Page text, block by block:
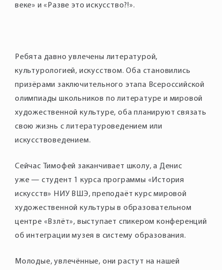
веке» и «Разве это искусство?!».
Ребята давно увлечены литературой,
культурологией, искусством. Оба становились
призёрами заключительного этапа Всероссийской
олимпиады школьников по литературе и мировой
художественной культуре, оба планируют связать
свою жизнь с литературоведением или
искусствоведением.
Сейчас Тимофей заканчивает школу, а Денис
уже — студент 1 курса программы «История
искусств» НИУ ВШЭ, преподаёт курс мировой
художественной культуры в образовательном
центре «Взлёт», выступает спикером конференций
об интеграции музея в систему образования.
Молодые, увлечённые, они растут на нашей